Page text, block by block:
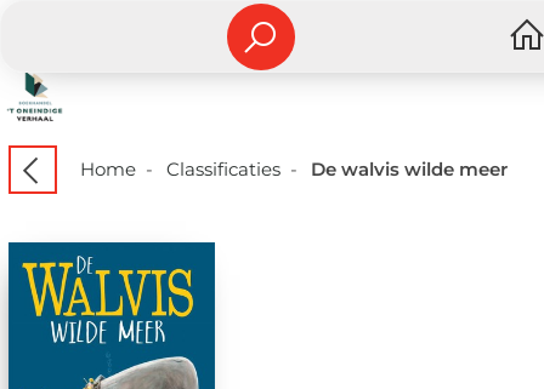
Home- Classificaties- De walvis wilde meer